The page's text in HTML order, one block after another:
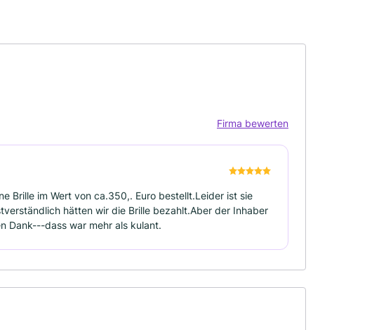
Firma bewerten
Brille im Wert von ca.350,. Euro bestellt.Leider ist sie
hätten wir die Brille bezahlt.Aber der Inhaber
Dank---dass war mehr als kulant.